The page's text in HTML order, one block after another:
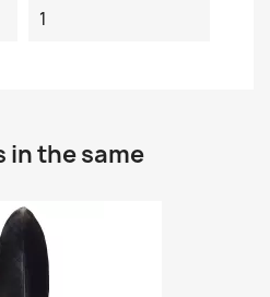
1
in the same